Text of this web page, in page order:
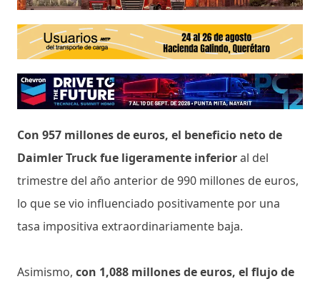
Con 957 millones de euros, el beneficio neto de
Daimler Truck fue ligeramente inferioral del
trimestre del año anterior de 990 millones de euros,
lo que se vio influenciado positivamente por una
tasa impositiva extraordinariamente baja.
Asimismo, con 1,088 millones de euros, el flujo de